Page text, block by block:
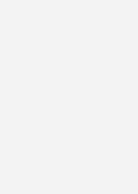
Optimierung des
Hartmann